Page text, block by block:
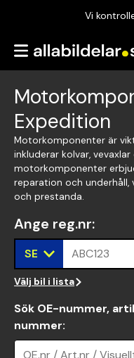
Vi
Vi
Expedition
Motorkomponenter är
inkluderar kolvar,
motorkomponenter
reparation och underhåll,
och prestanda.
Ange reg.nr:
SE ABC123
Välj bil i lista
Sök OE-nummer,
nummer:
OE.nr / Art.nr /